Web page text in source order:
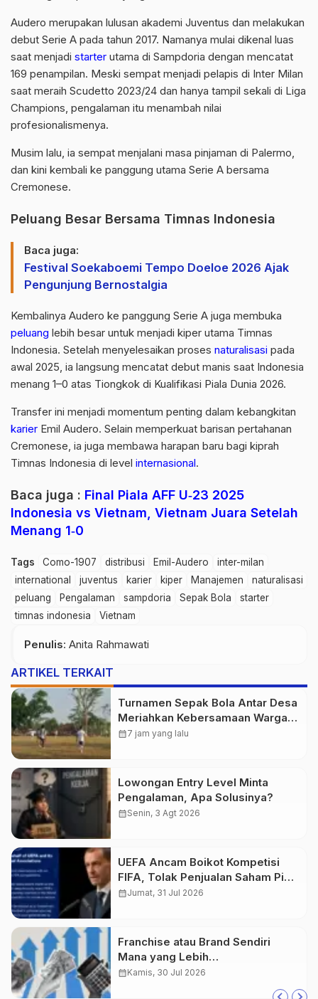
Audero merupakan lulusan akademi Juventus dan melakukan
debut Serie A pada tahun 2017. Namanya mulai dikenal luas
saat menjadi starter utama di Sampdoria dengan mencatat
169 penampilan. Meski sempat menjadi pelapis di Inter Milan
saat meraih Scudetto 2023/24 dan hanya tampil sekali di Liga
Champions, pengalaman itu menambah nilai
profesionalismenya.
Musim lalu, ia sempat menjalani masa pinjaman di Palermo,
dan kini kembali ke panggung utama Serie A bersama
Cremonese.
Peluang Besar Bersama Timnas Indonesia
Baca juga:
Festival Soekaboemi Tempo Doeloe 2026 Ajak
Pengunjung Bernostalgia
Kembalinya Audero ke panggung Serie A juga membuka
peluang lebih besar untuk menjadi kiper utama Timnas
Indonesia. Setelah menyelesaikan proses naturalisasi pada
awal 2025, ia langsung mencatat debut manis saat Indonesia
menang 1–0 atas Tiongkok di Kualifikasi Piala Dunia 2026.
Transfer ini menjadi momentum penting dalam kebangkitan
karier Emil Audero. Selain memperkuat barisan pertahanan
Cremonese, ia juga membawa harapan baru bagi kiprah
Timnas Indonesia di level internasional.
Baca juga : Final Piala AFF U‑23 2025
Indonesia vs Vietnam, Vietnam Juara Setelah
Menang 1‑0
Tags Como-1907 distribusi Emil-Audero
inter-milan
international
juventus karier kiper Manajemen
naturalisasi
peluang
Pengalaman sampdoria Sepak Bola
starter
timnas indonesia
Vietnam
Penulis: Anita Rahmawati
ARTIKEL TERKAIT
Turnamen Sepak Bola Antar Desa
Meriahkan Kebersamaan Warga
Purwasedar
calendar_month7 jam yang lalu
Lowongan Entry Level Minta
Pengalaman, Apa Solusinya?
calendar_monthSenin, 3 Agt 2026
UEFA Ancam Boikot Kompetisi
FIFA, Tolak Penjualan Saham Piala
Dunia
calendar_monthJumat, 31 Jul 2026
Franchise atau Brand Sendiri
Mana yang Lebih
Menguntungkan?
calendar_monthKamis, 30 Jul 2026